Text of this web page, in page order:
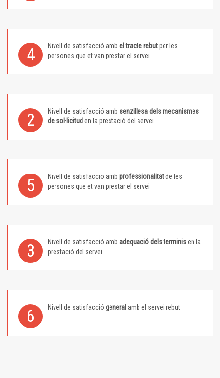
4 Nivell de satisfacció amb el tracte rebutper les
persones que et van prestar el servei
2 Nivell de satisfacció amb senzillesa dels mecanismes
de sol·licitud en la prestació del servei
5 Nivell de satisfacció amb professionalitatde les
persones que et van prestar el servei
3 Nivell de satisfacció amb adequació dels terminisen la
prestació del servei
6 Nivell de satisfacció general amb el servei rebut